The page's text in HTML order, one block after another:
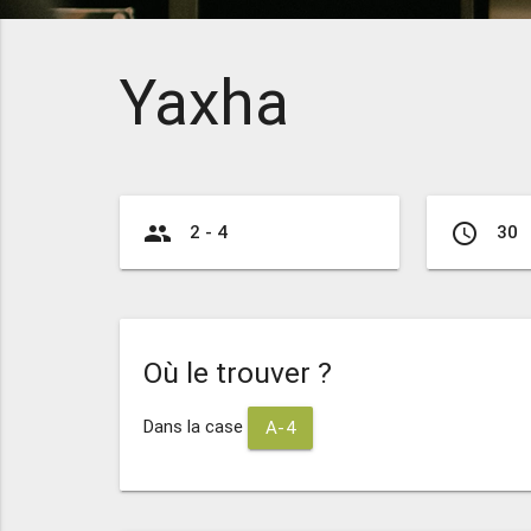
Yaxha
group 2 - 4 access_time 30
Où le trouver ?
Dans la case A-4